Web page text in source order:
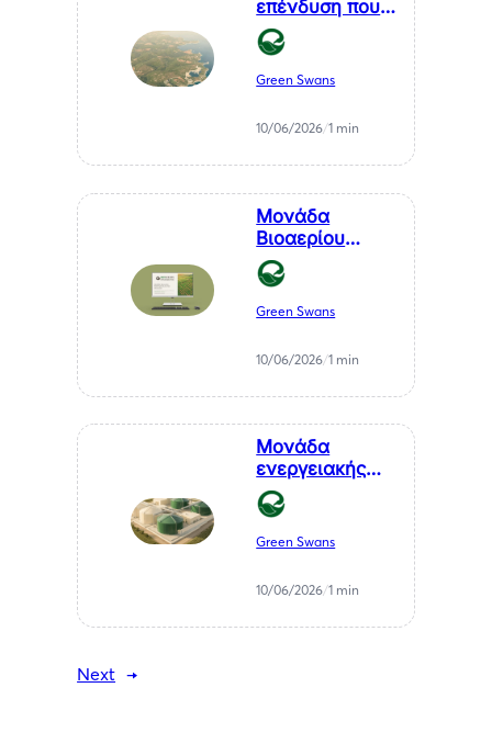
επένδυση που
μετατρέπει ένα
χρόνιο
πρόβλημα της
καθαρή
ενέργεια
Green Swans
10/06/2026/1 min
Μονάδα
Βιοαερίου
Βιοστερεά Α.Ε.
στον Μελιγαλά
Green Swans
10/06/2026/1 min
Μονάδα
ενεργειακής
αξιοποίησης
αγροτικών
υπολειμμάτων
Μελιγαλά
Green Swans
10/06/2026/1 min
Next →